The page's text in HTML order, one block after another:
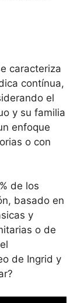
caracteriza
contínua,
el
y su familia
enfoque
o con
de los
basado en
y
o de
de Ingrid y